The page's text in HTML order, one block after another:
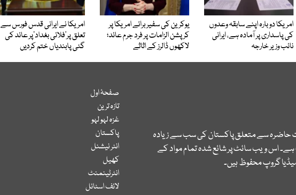
امریکا دوبارہ اپنے سابقہ وعدوں
کی پاسداری پر آمادہ ہے، ایرانی
نائب وزیر خارجہ
یوکرین کی سفیر برائے امریکا پر
کرپشن الزامات پر فرد جرم عائد؛
لاکھوں ڈالرز کے اثاثے
امریکا نے ایرانی قدس فورس سے
تعلق پر’فلائی بغداد‘پر عائد کی
گئی پابندیاں ختم کردیں
حاضرہ سے متعلق پاکستان کی سب سے زیادہ
اس ویب سائٹ پر شائع شدہ تمام مواد کے
گروپ محفوظ ہیں۔
صفحۂ اول
تازہ ترین
غزہ لہو لہو
پاکستان
انٹر نیشنل
کھیل
انٹرٹینمنٹ
لائف اسٹائل